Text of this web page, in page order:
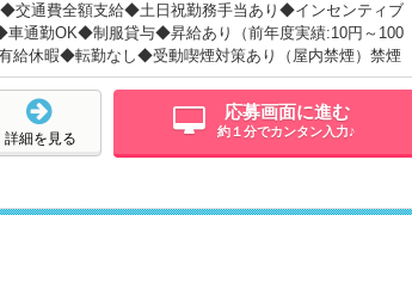
交通費全額支給◆土日祝勤務手当あり◆インセンティブ
車通勤OK◆制服貸与◆昇給あり（前年度実績:10円～100
給休暇◆転勤なし◆受動喫煙対策あり（屋内禁煙）禁煙
応募画面に進む
約１分でカンタン入力♪
詳細を見る